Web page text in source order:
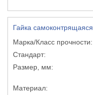
Гайка самоконтрящаяся